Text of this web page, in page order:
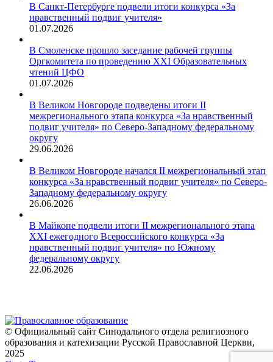
В Санкт-Петербурге подвели итоги конкурса «За
нравственный подвиг учителя»
01.07.2026
В Смоленске прошло заседание рабочей группы
Оргкомитета по проведению XXI Образовательных
чтений ЦФО
01.07.2026
В Великом Новгороде подведены итоги II
межрегионального этапа конкурса «За нравственный
подвиг учителя» по Северо-Западному федеральному
округу
29.06.2026
В Великом Новгороде начался II межрегиональный этап
конкурса «За нравственный подвиг учителя» по Северо-
Западному федеральному округу
26.06.2026
В Майкопе подвели итоги II межрегионального этапа
XXI ежегодного Всероссийского конкурса «За
нравственный подвиг учителя» по Южному
федеральному округу
22.06.2026
© Официальный сайт Синодального отдела религиозного
образования и катехизации Русской Православной Церкви,
2025